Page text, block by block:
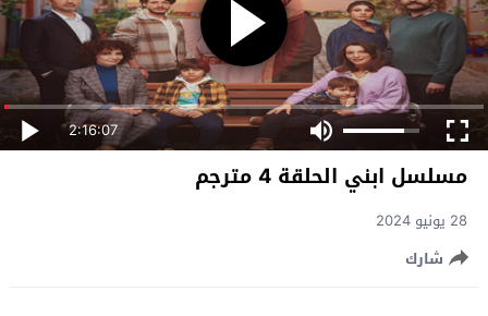
2:16:07
مسلسل ابني الحلقة 4 مترجم
28 يونيو 2024
شارك